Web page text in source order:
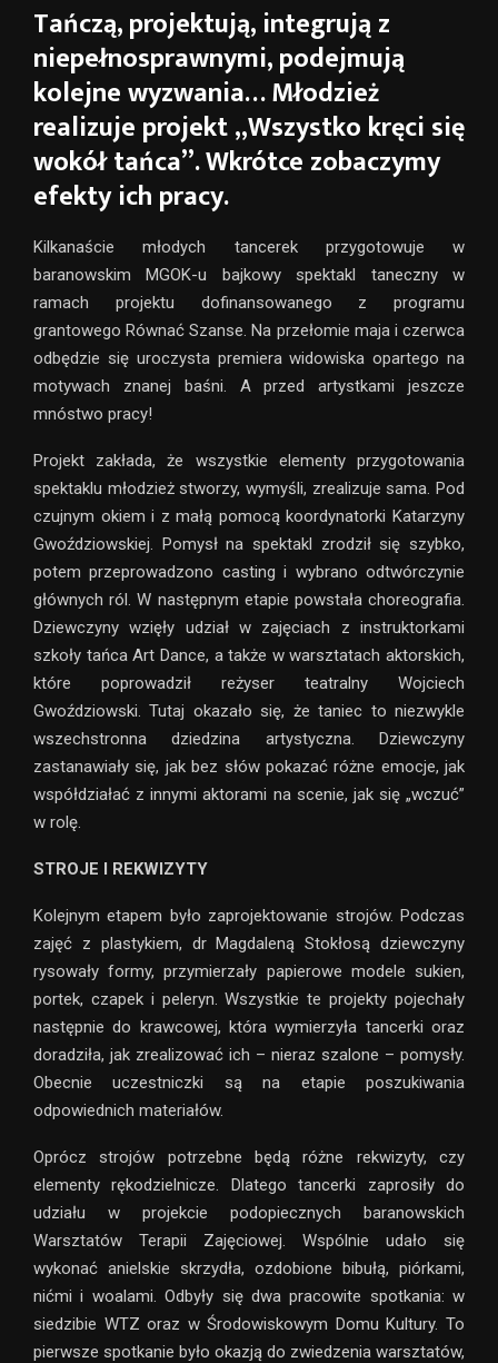
Tańczą, projektują, integrują z
niepełnosprawnymi, podejmują
kolejne wyzwania… Młodzież
realizuje projekt „Wszystko kręci się
wokół tańca”. Wkrótce zobaczymy
efekty ich pracy.
Kilkanaście młodych tancerek przygotowuje w
baranowskim MGOK-u bajkowy spektakl taneczny w
ramach projektu dofinansowanego z programu
grantowego Równać Szanse. Na przełomie maja i czerwca
odbędzie się uroczysta premiera widowiska opartego na
motywach znanej baśni. A przed artystkami jeszcze
mnóstwo pracy!
Projekt zakłada, że wszystkie elementy przygotowania
spektaklu młodzież stworzy, wymyśli, zrealizuje sama. Pod
czujnym okiem i z małą pomocą koordynatorki Katarzyny
Gwoździowskiej. Pomysł na spektakl zrodził się szybko,
potem przeprowadzono casting i wybrano odtwórczynie
głównych ról. W następnym etapie powstała choreografia.
Dziewczyny wzięły udział w zajęciach z instruktorkami
szkoły tańca Art Dance, a także w warsztatach aktorskich,
które poprowadził reżyser teatralny Wojciech
Gwoździowski. Tutaj okazało się, że taniec to niezwykle
wszechstronna dziedzina artystyczna. Dziewczyny
zastanawiały się, jak bez słów pokazać różne emocje, jak
współdziałać z innymi aktorami na scenie, jak się „wczuć”
w rolę.
STROJE I REKWIZYTY
Kolejnym etapem było zaprojektowanie strojów. Podczas
zajęć z plastykiem, dr Magdaleną Stokłosą dziewczyny
rysowały formy, przymierzały papierowe modele sukien,
portek, czapek i peleryn. Wszystkie te projekty pojechały
następnie do krawcowej, która wymierzyła tancerki oraz
doradziła, jak zrealizować ich – nieraz szalone – pomysły.
Obecnie uczestniczki są na etapie poszukiwania
odpowiednich materiałów.
Oprócz strojów potrzebne będą różne rekwizyty, czy
elementy rękodzielnicze. Dlatego tancerki zaprosiły do
udziału w projekcie podopiecznych baranowskich
Warsztatów Terapii Zajęciowej. Wspólnie udało się
wykonać anielskie skrzydła, ozdobione bibułą, piórkami,
nićmi i woalami. Odbyły się dwa pracowite spotkania: w
siedzibie WTZ oraz w Środowiskowym Domu Kultury. To
pierwsze spotkanie było okazją do zwiedzenia warsztatów,